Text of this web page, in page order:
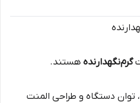
گرم‌نگهدارنده هستند.
دستگاه و طراحی المنت